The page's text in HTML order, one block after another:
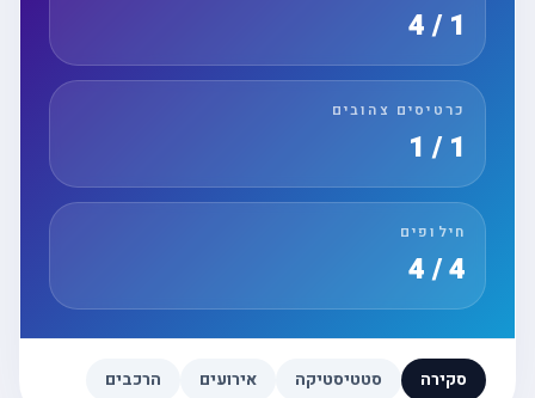
כרטיסים צהובים
חילופים
סקירה סטטיסטיקה אירועים הרכבים